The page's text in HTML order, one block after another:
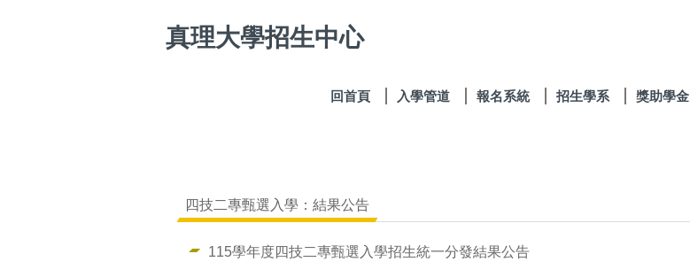
真理大學招生中心
回首頁 入學管道 報名系統 招生學系 獎助學金
四技二專甄選入學：結果公告
115學年度四技二專甄選入學招生統一分發結果公告